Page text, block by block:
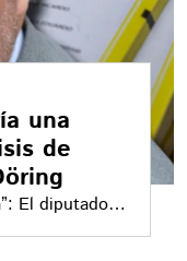
una
de
El diputado
que nadie